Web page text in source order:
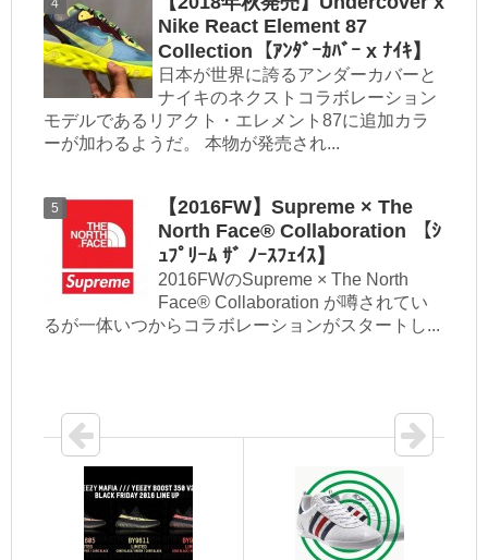
Nike React Element 87
Collection【ｱﾝﾀﾞｰｶﾊﾞｰ x ﾅｲｷ】
日本が世界に誇るアンダーカバーと
ナイキのネクストコラボレーション
モデルであるリアクト・エレメント87に追加カラ
ーが加わるようだ。 本物が発売され...
【2016FW】Supreme × The
North Face® Collaboration 【ｼ
ｭﾌﾟﾘｰﾑ ｻﾞ ﾉｰｽﾌｪｲｽ】
2016FWのSupreme × The North
Face® Collaboration が噂されてい
るが一体いつからコラボレーションがスタートし...